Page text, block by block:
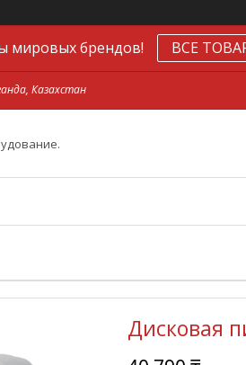
мировых брендов! ВСЕ
Казахстан
Дисковая